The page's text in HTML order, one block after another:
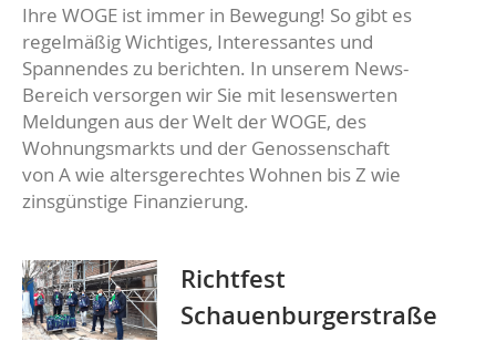
Ihre WOGE ist immer in Bewegung! So gibt es
regelmäßig Wichtiges, Interessantes und
Spannendes zu berichten. In unserem News-
Bereich versorgen wir Sie mit lesenswerten
Meldungen aus der Welt der WOGE, des
Wohnungsmarkts und der Genossenschaft
von A wie altersgerechtes Wohnen bis Z wie
zinsgünstige Finanzierung.
Richtfest
Schauenburgerstraße